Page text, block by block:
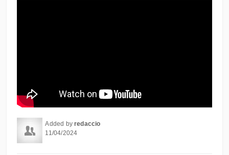
Added byredaccio
11/04/2024